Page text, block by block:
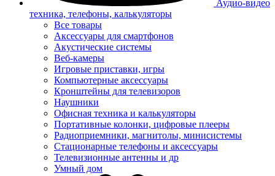
Аудио-видео
техника, телефоны, калькуляторы
Все товары
Аксессуары для смартфонов
Акустические системы
Веб-камеры
Игровые приставки, игры
Компьютерные аксессуары
Кронштейны для телевизоров
Наушники
Офисная техника и калькуляторы
Портативные колонки, цифровые плееры
Радиоприемники, магнитолы, минисистемы
Стационарные телефоны и аксессуары
Телевизионные антенны и др
Умный дом